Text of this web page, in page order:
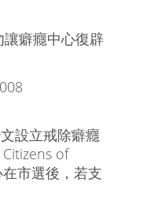
癖癮中心復辟
設立戒除癖癮
of
市選後，若支